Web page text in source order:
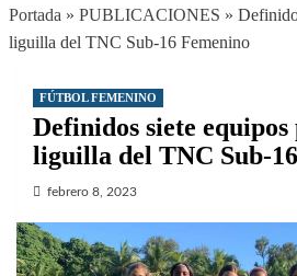
Portada » PUBLICACIONES »
liguilla del TNC Sub-16 Femenino
FÚTBOL FEMENINO
Definidos siete
liguilla del TNC Sub-
febrero 8, 2023